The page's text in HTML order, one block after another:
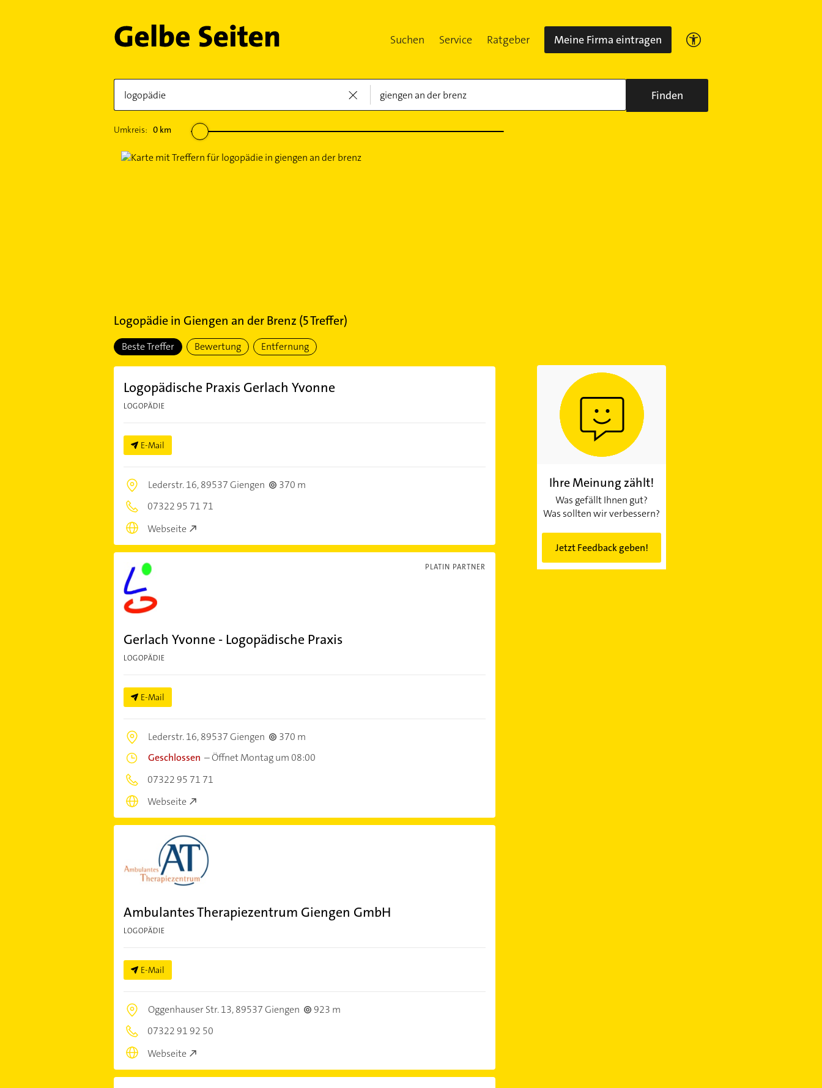
Suchen Service Ratgeber Meine Firma eintragen
Finden
Umkreis: 0km
Logopädiein Giengen an der Brenz (5Treffer)
Beste Treffer Bewertung Entfernung
Logopädische Praxis Gerlach Yvonne
LOGOPÄDIE
E-Mail
Lederstr. 16,89537 Giengen
370 m
07322 95 71 71
Webseite
PLATIN PARTNER
Gerlach Yvonne - Logopädische Praxis
LOGOPÄDIE
E-Mail
Lederstr. 16,89537 Giengen
370 m
Geschlossen –Öffnet Montag um 08:00
07322 95 71 71
Webseite
Ambulantes Therapiezentrum Giengen GmbH
LOGOPÄDIE
E-Mail
Oggenhauser Str. 13,89537 Giengen
923 m
07322 91 92 50
Webseite
Ihre Meinung zählt!
Was gefällt Ihnen gut?
Was sollten wir verbessern?
Jetzt Feedback geben!